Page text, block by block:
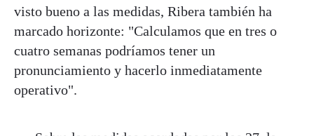
visto bueno a las medidas, Ribera también ha
marcado horizonte: "Calculamos que en tres o
cuatro semanas podríamos tener un
pronunciamiento y hacerlo inmediatamente
operativo".